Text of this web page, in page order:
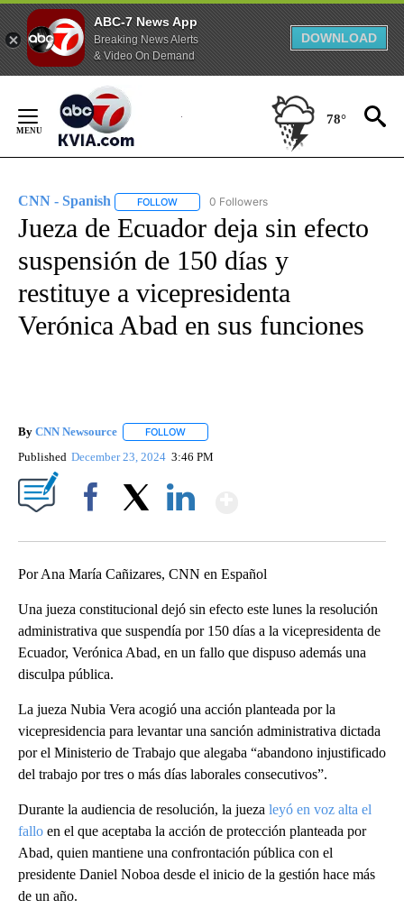
ABC-7 News App
Breaking News Alerts
& Video On Demand
DOWNLOAD
Content
78°
CNN - Spanish FOLLOW FOLLOW "CNN - SPANISH" TO RECEIVE
0 Followers
Jueza de Ecuador deja sin efecto
suspensión de 150 días y
restituye a vicepresidenta
Verónica Abad en sus funciones
By CNN Newsource FOLLOW
Published December 23, 2024 3:46 PM
Por Ana María Cañizares, CNN en Español
Una jueza constitucional dejó sin efecto este lunes la resolución
administrativa que suspendía por 150 días a la vicepresidenta de
Ecuador, Verónica Abad, en un fallo que dispuso además una
disculpa pública.
La jueza Nubia Vera acogió una acción planteada por la
vicepresidencia para levantar una sanción administrativa dictada
por el Ministerio de Trabajo que alegaba “abandono injustificado
del trabajo por tres o más días laborales consecutivos”.
Durante la audiencia de resolución, la jueza leyó en voz alta el
fallo en el que aceptaba la acción de protección planteada por
Abad, quien mantiene una confrontación pública con el
presidente Daniel Noboa desde el inicio de la gestión hace más
de un año.